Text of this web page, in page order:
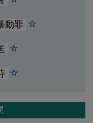
動罪